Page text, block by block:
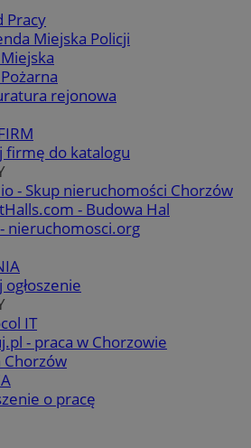
Pracy
Miejska Policji
rejonowa
firmę do katalogu
- Skup nieruchomości Chorzów
- Budowa Hal
nieruchomosci.org
ogłoszenie
IT
- praca w Chorzowie
Chorzów
o pracę